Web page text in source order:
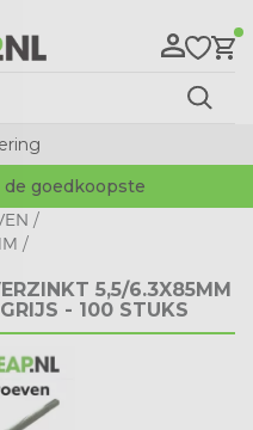
goedkoopste
/
/
5,5/6.3X85MM
- 100 STUKS